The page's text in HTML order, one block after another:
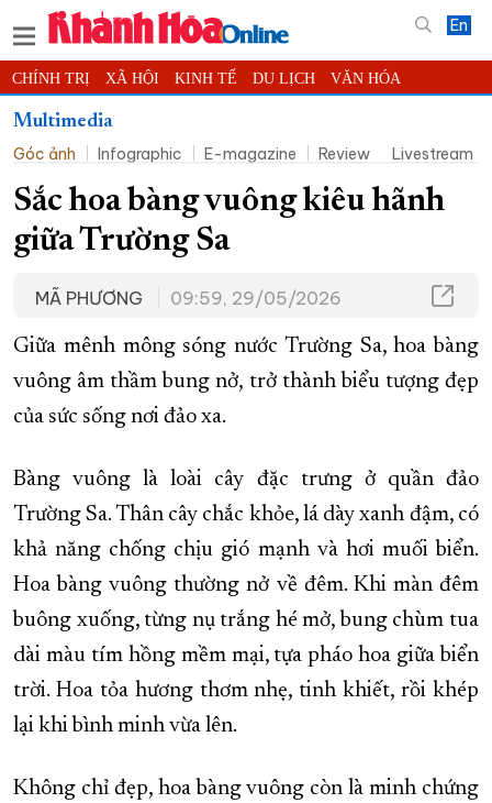
En
CHÍNH TRỊ XÃ HỘI KINH TẾ DU LỊCH VĂN HÓA
THỂ THAO ĐỜI SỐNG
KHOA HỌC - CÔNG NGHỆ PHÁP LUẬT BẠN ĐỌC PHÓNG SỰ
THẾ GIỚI MULTIMEDIA VIDEO ĐỌC BÁO ONLINE
PODCAST THÔNG TIN - QUẢNG CÁO
TRƯỜNG SA BIỂN ĐẢO QUÊ HƯƠNG
CHUNG TAY CẢI CÁCH HÀNH CHÍNH
XÂY DỰNG NÔNG THÔN MỚI LỊCH CẮT ĐIỆN
TÀU - XE - MÁY BAY
KHOẢNH KHẮC ĐẸP XỨ TRẦM
XÂY DỰNG KHÁNH HÒA TRỞ THÀNH THÀNH PHỐ TRỰC THUỘC
ĐẠI HỘI ĐẢNG CÁC CẤP TRANG CHỦ
Multimedia
Góc ảnh
Infographic E-magazine Review Livestream
Sắc hoa bàng vuông kiêu hãnh
giữa Trường Sa
MÃ PHƯƠNG 09:59, 29/05/2026
Giữa mênh mông sóng nước Trường Sa, hoa bàng
vuông âm thầm bung nở, trở thành biểu tượng đẹp
của sức sống nơi đảo xa.
Bàng vuông là loài cây đặc trưng ở quần đảo
Trường Sa. Thân cây chắc khỏe, lá dày xanh đậm, có
khả năng chống chịu gió mạnh và hơi muối biển.
Hoa bàng vuông thường nở về đêm. Khi màn đêm
buông xuống, từng nụ trắng hé mở, bung chùm tua
dài màu tím hồng mềm mại, tựa pháo hoa giữa biển
trời. Hoa tỏa hương thơm nhẹ, tinh khiết, rồi khép
lại khi bình minh vừa lên.
Không chỉ đẹp, hoa bàng vuông còn là minh chứng